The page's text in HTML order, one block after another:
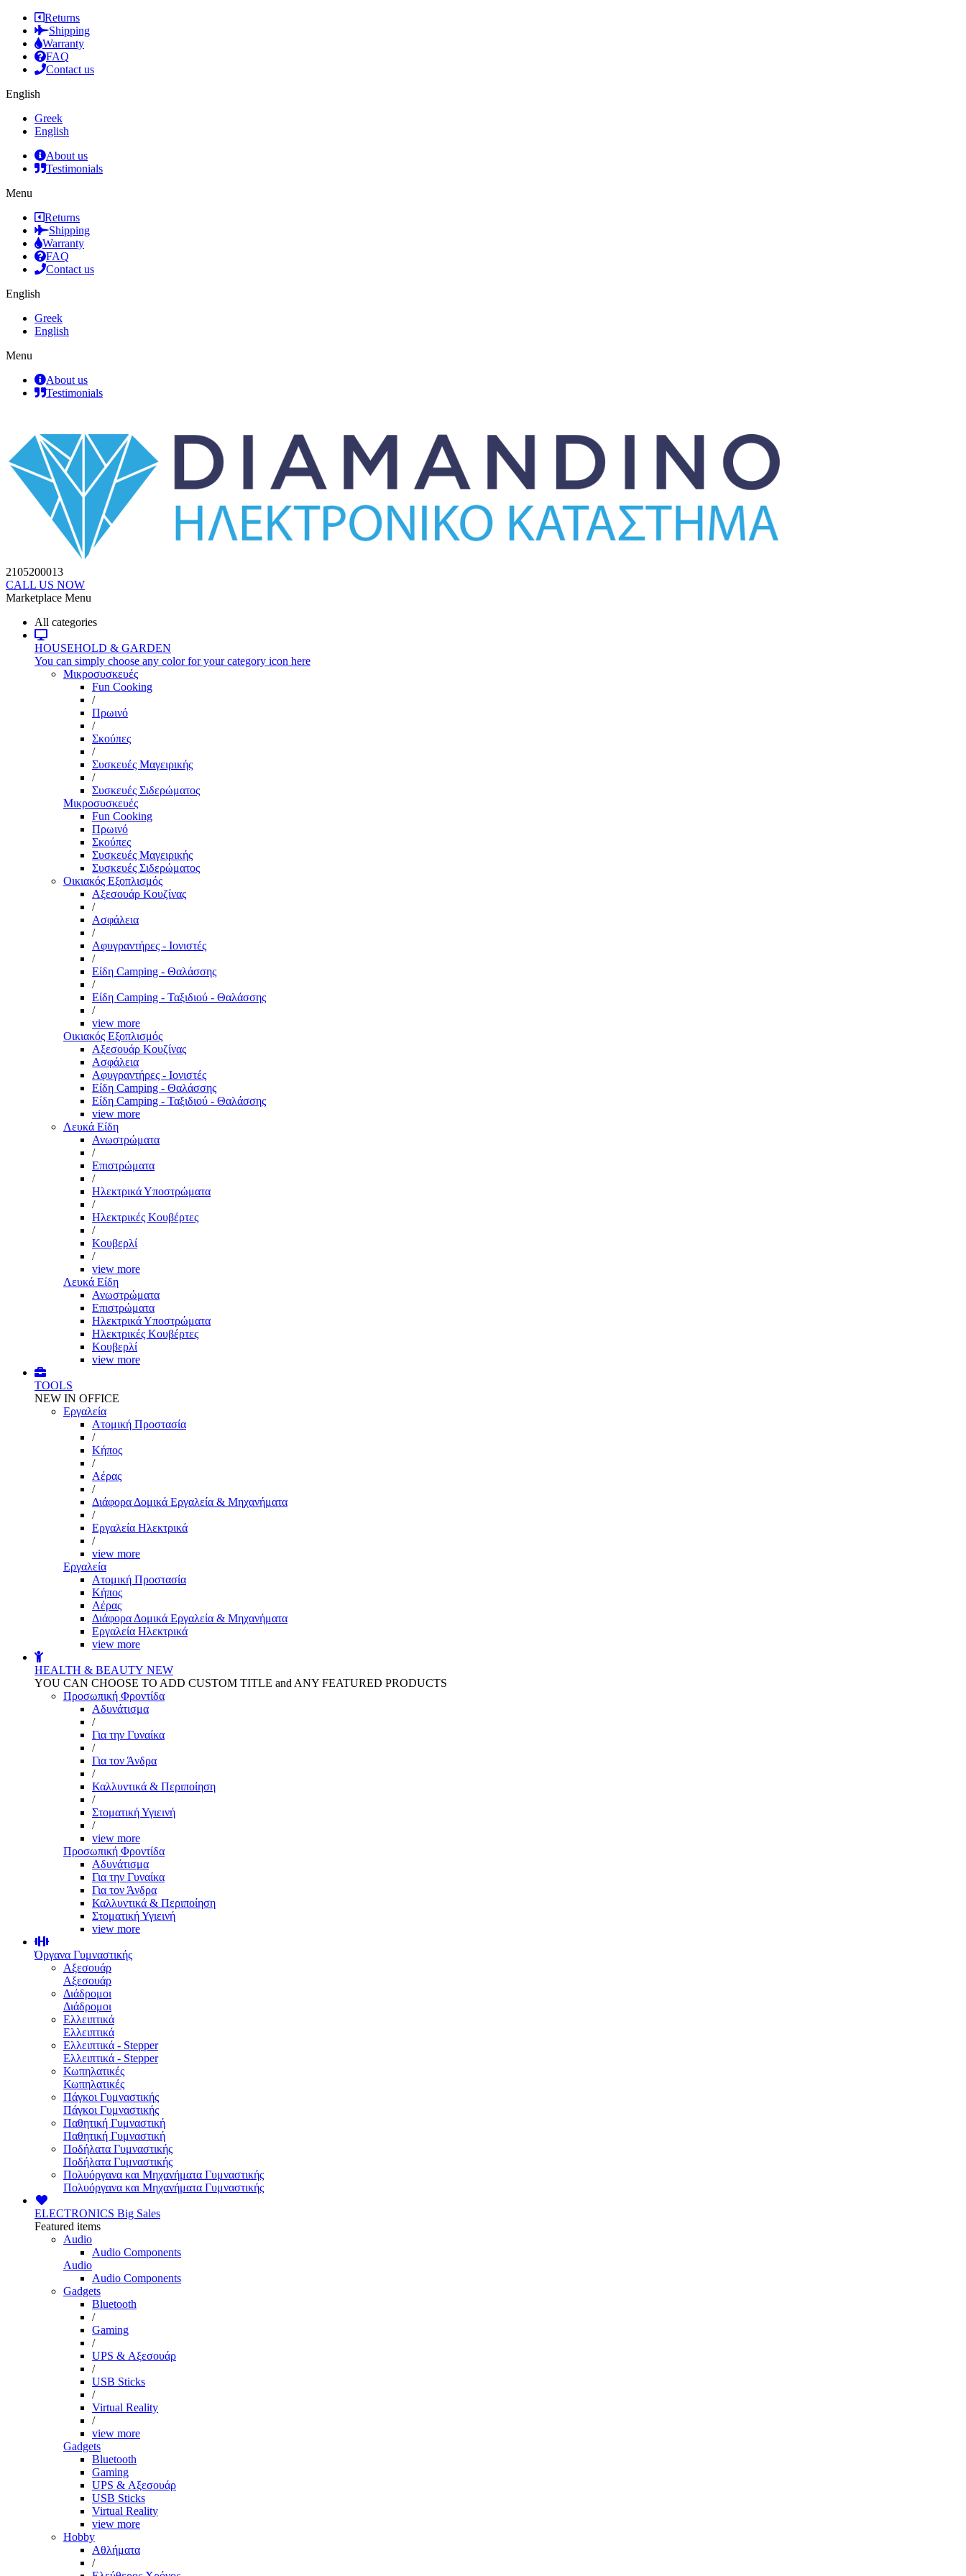
Returns
Shipping
Warranty
FAQ
Contact us
English
Greek
English
About us
Testimonials
Menu
Returns
Shipping
Warranty
FAQ
Contact us
English
Greek
English
Menu
About us
Testimonials
2105200013
CALL US NOW
Marketplace Menu
All categories
HOUSEHOLD & GARDEN
You can simply choose any color for your category icon here
Μικροσυσκευές
Fun Cooking
/
Πρωινό
/
Σκούπες
/
Συσκευές Μαγειρικής
/
Συσκευές Σιδερώματος
Μικροσυσκευές
Fun Cooking
Πρωινό
Σκούπες
Συσκευές Μαγειρικής
Συσκευές Σιδερώματος
Οικιακός Εξοπλισμός
Αξεσουάρ Κουζίνας
/
Ασφάλεια
/
Αφυγραντήρες - Ιονιστές
/
Είδη Camping - Θαλάσσης
/
Είδη Camping - Ταξιδιού - Θαλάσσης
/
view more
Οικιακός Εξοπλισμός
Αξεσουάρ Κουζίνας
Ασφάλεια
Αφυγραντήρες - Ιονιστές
Είδη Camping - Θαλάσσης
Είδη Camping - Ταξιδιού - Θαλάσσης
view more
Λευκά Είδη
Ανωστρώματα
/
Επιστρώματα
/
Ηλεκτρικά Υποστρώματα
/
Ηλεκτρικές Κουβέρτες
/
Κουβερλί
/
view more
Λευκά Είδη
Ανωστρώματα
Επιστρώματα
Ηλεκτρικά Υποστρώματα
Ηλεκτρικές Κουβέρτες
Κουβερλί
view more
TOOLS
NEW IN OFFICE
Εργαλεία
Aτομική Προστασία
/
Kήπος
/
Αέρας
/
Διάφορα Δομικά Εργαλεία & Μηχανήματα
/
Εργαλεία Ηλεκτρικά
/
view more
Εργαλεία
Aτομική Προστασία
Kήπος
Αέρας
Διάφορα Δομικά Εργαλεία & Μηχανήματα
Εργαλεία Ηλεκτρικά
view more
HEALTH & BEAUTY NEW
YOU CAN CHOOSE TO ADD CUSTOM TITLE and ANY FEATURED PRODUCTS
Προσωπική Φροντίδα
Αδυνάτισμα
/
Για την Γυναίκα
/
Για τον Άνδρα
/
Καλλυντικά & Περιποίηση
/
Στοματική Υγιεινή
/
view more
Προσωπική Φροντίδα
Αδυνάτισμα
Για την Γυναίκα
Για τον Άνδρα
Καλλυντικά & Περιποίηση
Στοματική Υγιεινή
view more
Όργανα Γυμναστικής
Αξεσουάρ
Αξεσουάρ
Διάδρομοι
Διάδρομοι
Ελλειπτικά
Ελλειπτικά
Ελλειπτικά - Stepper
Ελλειπτικά - Stepper
Κωπηλατικές
Κωπηλατικές
Πάγκοι Γυμναστικής
Πάγκοι Γυμναστικής
Παθητική Γυμναστική
Παθητική Γυμναστική
Ποδήλατα Γυμναστικής
Ποδήλατα Γυμναστικής
Πολυόργανα και Μηχανήματα Γυμναστικής
Πολυόργανα και Μηχανήματα Γυμναστικής
ELECTRONICS Big Sales
Featured items
Audio
Audio Components
Audio
Audio Components
Gadgets
Bluetooth
/
Gaming
/
UPS & Αξεσουάρ
/
USB Sticks
/
Virtual Reality
/
view more
Gadgets
Bluetooth
Gaming
UPS & Αξεσουάρ
USB Sticks
Virtual Reality
view more
Hobby
Αθλήματα
/